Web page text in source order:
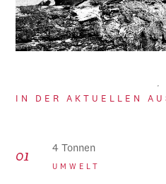
IN DER AKTUELLEN
4 Tonnen
UMWELT